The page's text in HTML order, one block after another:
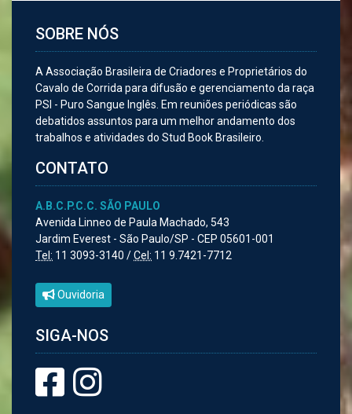
SOBRE NÓS
A Associação Brasileira de Criadores e Proprietários do
Cavalo de Corrida para difusão e gerenciamento da raça
PSI - Puro Sangue Inglês. Em reuniões periódicas são
debatidos assuntos para um melhor andamento dos
trabalhos e atividades do Stud Book Brasileiro.
CONTATO
A.B.C.P.C.C. SÃO PAULO
Avenida Linneo de Paula Machado, 543
Jardim Everest - São Paulo/SP - CEP 05601-001
Tel: 11 3093-3140 /Cel: 11 9.7421-7712
Ouvidoria
SIGA-NOS